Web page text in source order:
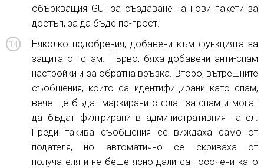
объркващия GUI за създаване на нови пакети за
достъп, за да бъде по-прост.
Няколко подобрения, добавени към функцията за
защита от спам. Първо, бяха добавени анти-спам
настройки и за обратна връзка. Второ, вътрешните
съобщения, които са идентифицирани като спам,
вече ще бъдат маркирани с флаг за спам и могат
да бъдат филтрирани в административния панел.
Преди такива съобщения се виждаха само от
подателя, но автоматично се скриваха от
получателя и не беше ясно дали са посочени като